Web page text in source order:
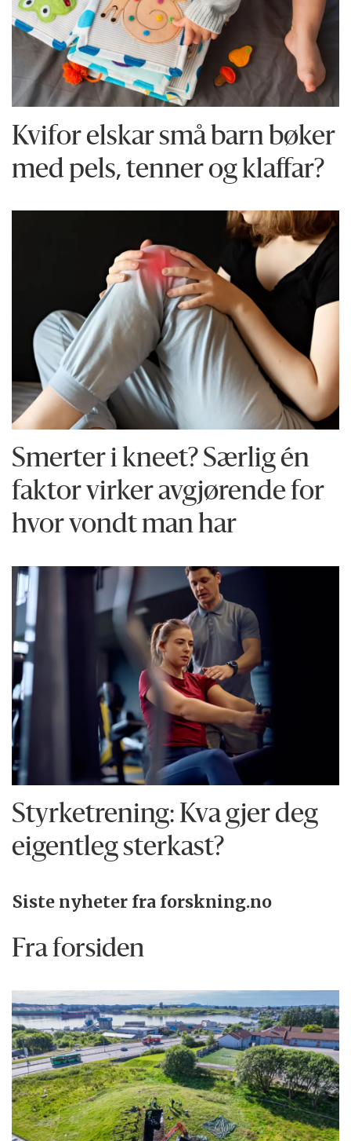
Kvifor elskar små barn bøker
med pels, tenner og klaffar?
Smerter i kneet? Særlig én
faktor virker avgjørende for
hvor vondt man har
Styrketrening: Kva gjer deg
eigentleg sterkast?
Siste nyheter fra forskning.no
Fra forsiden